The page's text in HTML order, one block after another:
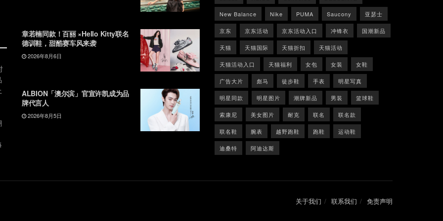
章若楠同款！百丽 ×Hello Kitty联名
德训鞋，甜酷赛车风来袭
2026年8月6日
ALBION「澳尔滨」官宣许凯成为品
牌代言人
2026年8月5日
New Balance Nike PUMA Saucony 亚瑟士
京东 京东活动 京东活动入口 冲锋衣 国潮新品
天猫 天猫国际 天猫折扣 天猫活动
天猫活动入口 天猫福利 女包 女装 女鞋
广告大片 彪马 徒步鞋 手表 明星写真
明星同款 明星图片 潮牌新品 男装 篮球鞋
索康尼 美女图片 耐克 联名 联名款
联名鞋 腕表 越野跑鞋 跑鞋 运动鞋
迪桑特 阿迪达斯
关于我们 联系我们 免责声明